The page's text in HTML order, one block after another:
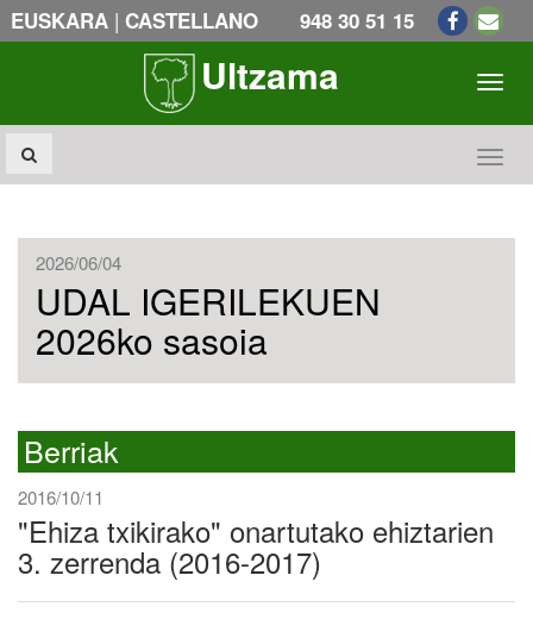
EUSKARA | CASTELLANO 948 30 51 15
Ultzama
2026/06/04
UDAL IGERILEKUEN
2026ko sasoia
Berriak
2016/10/11
"Ehiza txikirako" onartutako ehiztarien
3. zerrenda (2016-2017)